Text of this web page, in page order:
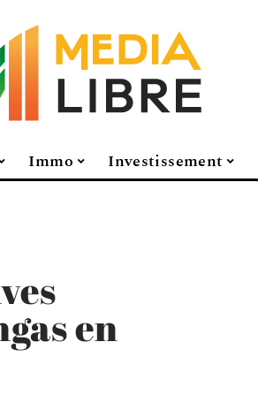
Immo Investissement
en